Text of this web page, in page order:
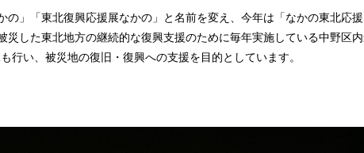
の」「東北復興応援展なかの」と名前を変え、今年は「なかの東北応
災した東北地方の継続的な復興支援のために毎年実施している中野区
行い、被災地の復旧・復興への支援を目的としています。